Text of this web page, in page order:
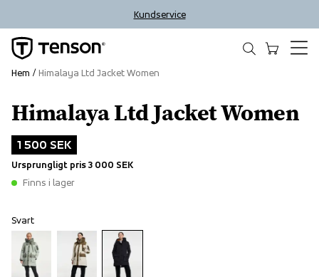
Kundservice
Himalaya Ltd Jacket Women
1 500 SEK
Ursprungligt pris3 000 SEK
Finns i lager
Svart
Hem Himalaya Ltd Jacket Women
Outlet